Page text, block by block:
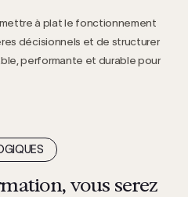
à plat le fonctionnement
décisionnels et de structurer
performante et durable pour
vous serez